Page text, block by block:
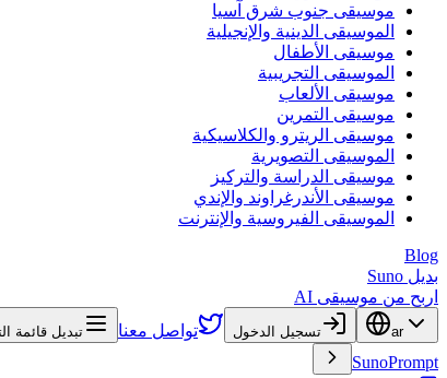
موسيقى جنوب شرق آسيا
الموسيقى الدينية والإنجيلية
موسيقى الأطفال
الموسيقى التجريبية
موسيقى الألعاب
موسيقى التمرين
موسيقى الريترو والكلاسيكية
الموسيقى التصويرية
موسيقى الدراسة والتركيز
موسيقى الأندرغراوند والإندي
الموسيقى الفيروسية والإنترنت
Blog
بديل Suno
اربح من موسيقى AI
ar تسجيل الدخول تواصل معنا تبديل قائمة
SunoPrompt